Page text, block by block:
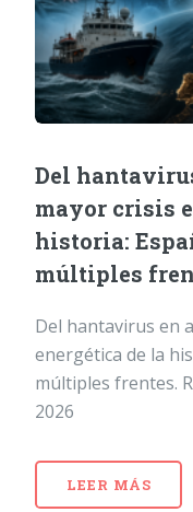
Del
mayor crisis
historia:
múltiples
Del hantavirus en
energética de la
múltiples frentes.
2026
LEER MÁS